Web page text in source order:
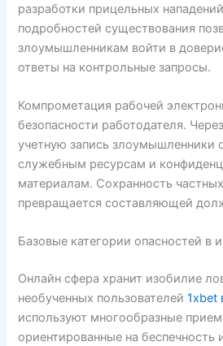
разработки прицельных
подробностей существования
злоумышленникам войти в
ответы на контрольные запросы.
Компрометация рабочей
безопасности работодателя.
учетную запись злоумышленники
служебным ресурсам и
материалам. Сохранность
превращается составляющей
Базовые категории опасностей в
Онлайн сфера хранит изобилие
необученных пользователей1xbet
используют многообразные
ориентированные на беспечность